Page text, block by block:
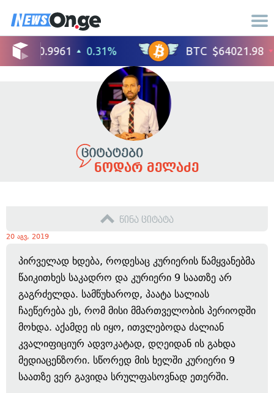
ნოდარ მელაძე
წინა ციტატა
20 აგვ, 2019
პირველად ხდება, როდესაც კურიერის წამყვანებმა
წაიკითხეს საკადრო და კურიერი 9 საათზე არ
გაგრძელდა. სამწუხაროდ, პაატა სალიას
ჩაეწერება ეს, რომ მისი მმართველობის პერიოდში
მოხდა. აქამდე ის იყო, ითვლებოდა ძალიან
კვალიფიციურ ადვოკატად, დღეიდან ის გახდა
მედიაცენზორი. სწორედ მის ხელში კურიერი 9
საათზე ვერ გავიდა სრულფასოვნად ეთერში.